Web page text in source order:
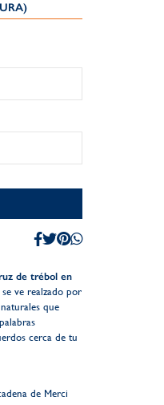
de trébol en
ve realzado por
que
cerca de tu
de Merci